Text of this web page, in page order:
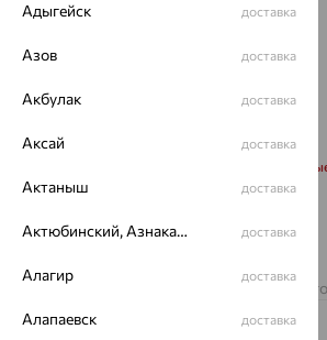
Запросить
от 46 481 129 114
Изделие недоступно для заказа в вашем
Описание
Адыгейск доставка
Азов доставка
Акбулак доставка
Аксай доставка
Актаныш доставка
Актюбинский, Азнакаевский район доставка
Алагир доставка
Алапаевск доставка